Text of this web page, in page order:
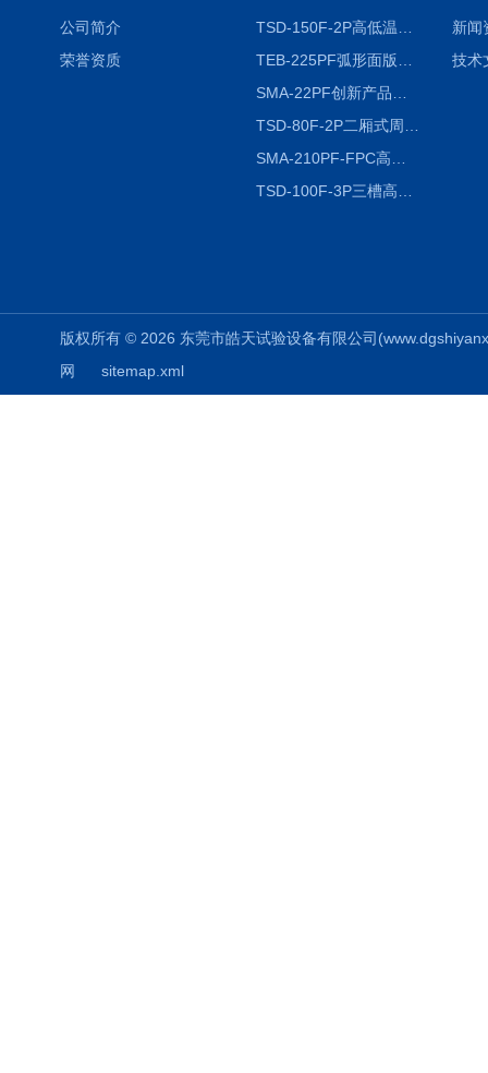
公司简介
荣誉资质
新闻
技术
版权所有 © 2026 东莞市皓天试验设备有限公司
网
sitemap.xml